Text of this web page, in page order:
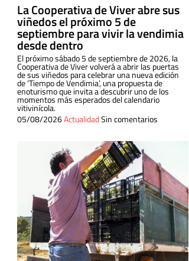
La Cooperativa de Viver abre sus
viñedos el próximo 5 de
septiembre para vivir la vendimia
desde dentro
El próximo sábado 5 de septiembre de 2026, la
Cooperativa de Viver volverá a abrir las puertas
de sus viñedos para celebrar una nueva edición
de ‘Tiempo de Vendimia’, una propuesta de
enoturismo que invita a descubrir uno de los
momentos más esperados del calendario
vitivinícola.
05/08/2026ActualidadSin comentarios